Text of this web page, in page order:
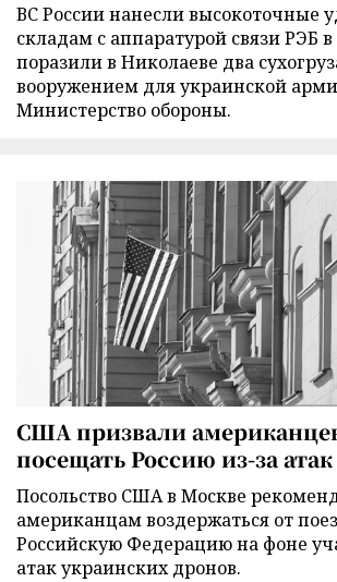
ВС России нанесли высокоточные
складам с аппаратурой связи РЭБ
поразили в Николаеве два
вооружением для украинской
Министерство обороны.
США призвали
посещать Россию из-за
Посольство США в Москве
американцам воздержаться от
Российскую Федерацию на фоне
атак украинских дронов.